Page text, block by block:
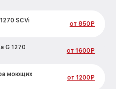
SCVi
от 850₽
G 1270
от 1600₽
моющих
от 1200₽